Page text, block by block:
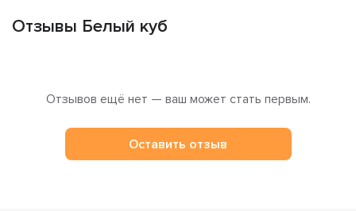
Отзывы Белый куб
Отзывов ещё нет — ваш может стать первым.
Оставить отзыв